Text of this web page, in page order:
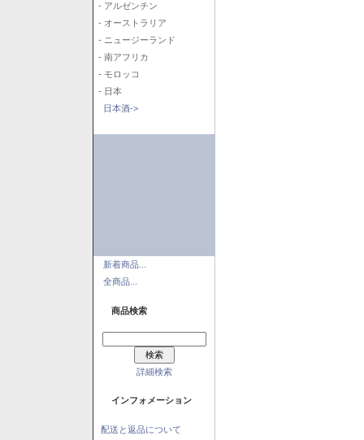
- アルゼンチン
- オーストラリア
- ニュージーランド
- 南アフリカ
- モロッコ
- 日本
日本酒->
新着商品...
全商品...
商品検索
詳細検索
インフォメーション
配送と返品について